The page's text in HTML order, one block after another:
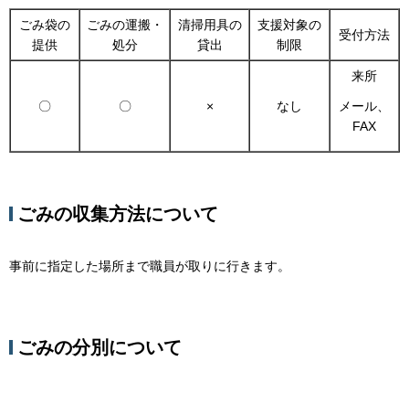
ごみ袋の
提供
ごみの運搬・
処分
清掃用具の
貸出
支援対象の
制限
受付方法
〇 〇 × なし
来所
メール、
FAX
ごみの収集方法について
事前に指定した場所まで職員が取りに行きます。
ごみの分別について